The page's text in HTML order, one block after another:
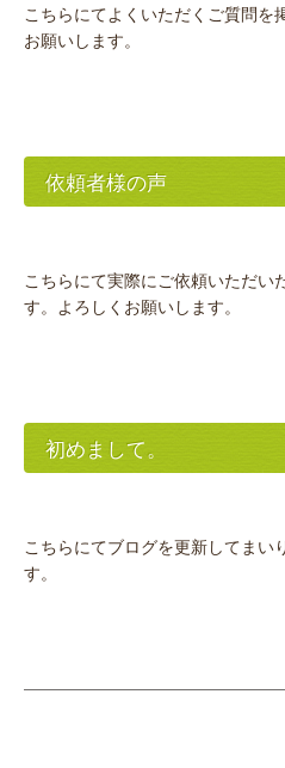
こちらにてよくいただくご質問を
お願いします。
依頼者様の声
こちらにて実際にご依頼いただい
す。よろしくお願いします。
初めまして。
こちらにてブログを更新してまい
す。